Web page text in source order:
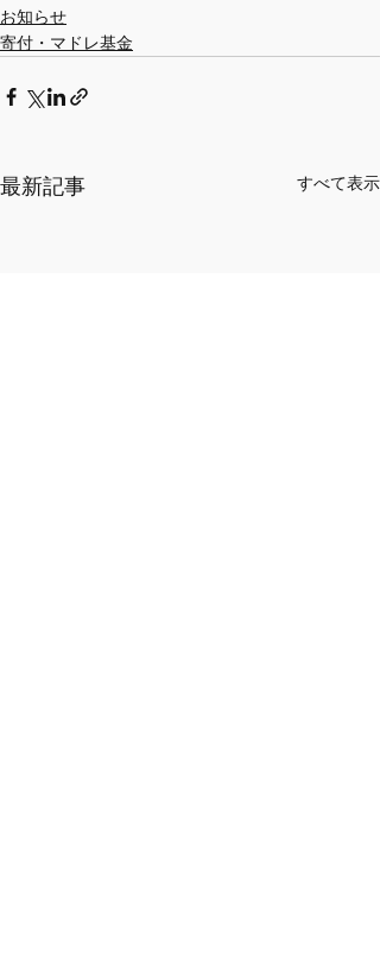
お知らせ
寄付・マドレ基金
最新記事 すべて表示